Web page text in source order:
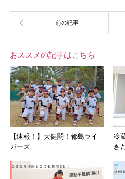
おススメの記事はこちら
【速報！】大健闘！都島ライ
ガーズ
冷
き